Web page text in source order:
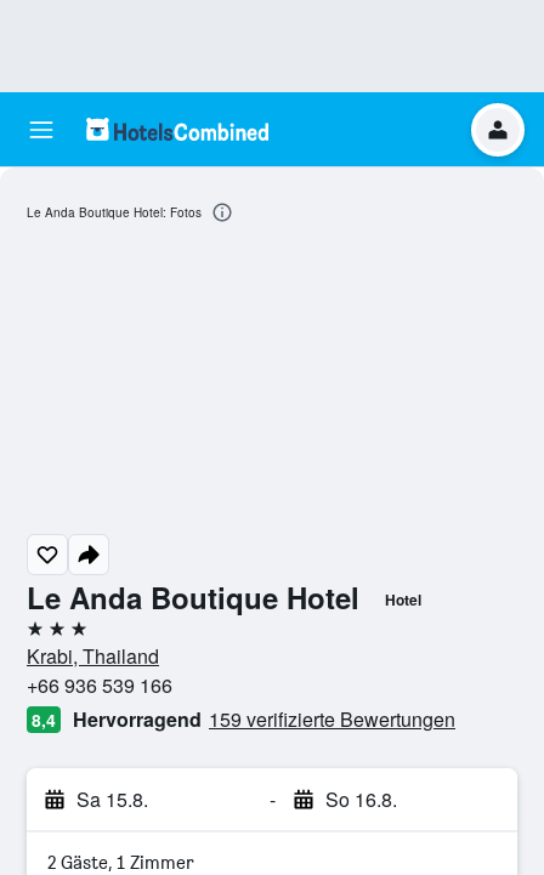
Le Anda Boutique Hotel Hotel
3 Sterne
Krabi, Thailand
+66 936 539 166
8,4 Hervorragend 159 verifizierte Bewertungen
Sa 15.8. - So 16.8.
2 Gäste, 1 Zimmer
Le Anda Boutique Hotel: Fotos